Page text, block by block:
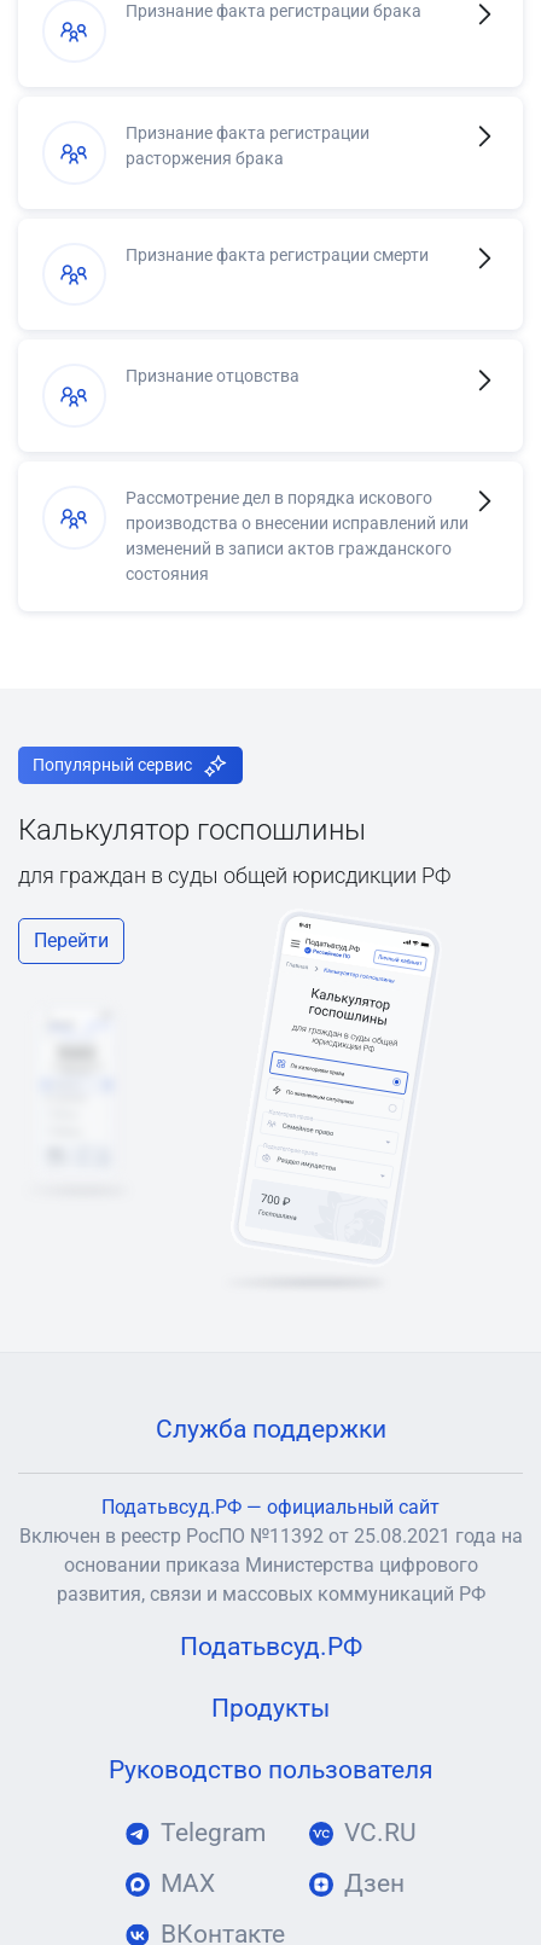
Признание факта регистрации брака
Признание факта регистрации
расторжения брака
Признание факта регистрации смерти
Признание отцовства
Рассмотрение дел в порядка искового
производства о внесении исправлений или
изменений в записи актов гражданского
состояния
Популярный сервис
Калькулятор госпошлины
для граждан в суды общей юрисдикции РФ
Перейти
Служба поддержки
Податьвсуд.РФ — официальный сайт
Включен в реестр РосПО №11392 от 25.08.2021 года на
основании приказа Министерства цифрового
развития, связи и массовых коммуникаций РФ
Податьвсуд.РФ
Продукты
Руководство пользователя
Telegram
MAX
ВКонтакте
VC.RU
Дзен